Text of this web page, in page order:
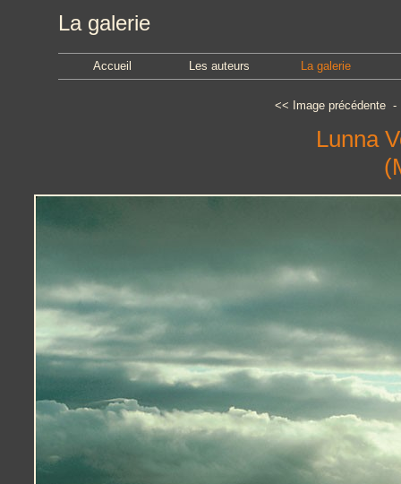
La galerie
Accueil Les auteurs La galerie
<< Image précédente
Lunna